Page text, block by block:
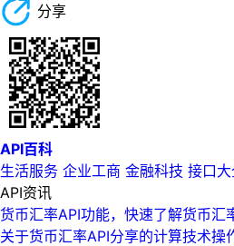
分享
API百科
生活服务 企业工商 金融科技 接口
API资讯
货币汇率API功能，快速了解货币汇
关于货币汇率API分享的计算技术操